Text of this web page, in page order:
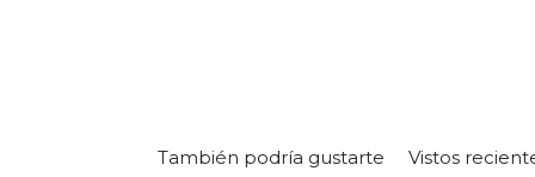
También podría gustarte Vistos